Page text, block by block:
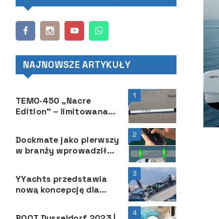
NAJNOWSZE ARTYKUŁY
1
TEMO·450 „Nacre
Edition” – limitowana
2
Dockmate jako pierwszy
w branży wprowadził
3
YYachts przedstawia
nową koncepcję dla
4